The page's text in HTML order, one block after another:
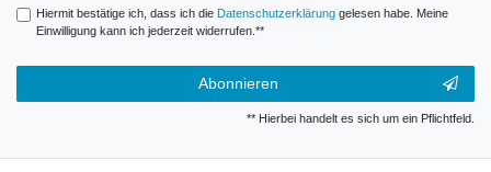
Hiermit bestätige ich, dass ich die Daten­schutz­erklärunggelesen habe. Meine
Einwilligung kann ich jederzeit widerrufen.**
Abonnieren
** Hierbei handelt es sich um ein Pflichtfeld.